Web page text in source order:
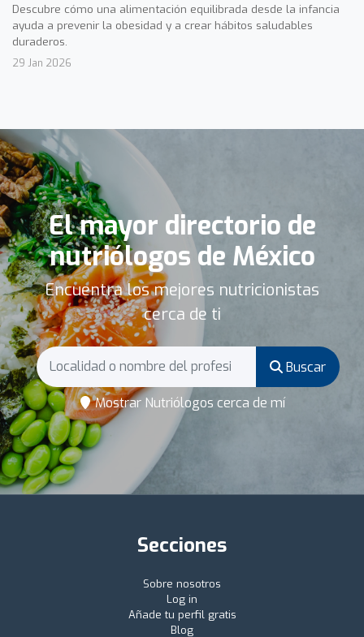
Descubre cómo una alimentación equilibrada desde la infancia
ayuda a prevenir la obesidad y a crear hábitos saludables
duraderos.
29 Jan 2026
El mayor directorio de
nutriólogos de México
Encuentra los mejores nutricionistas
cerca de ti
Buscar
Mostrar Nutriólogos cerca de mí
Secciones
Sobre nosotros
Log in
Añade tu perfil gratis
Blog